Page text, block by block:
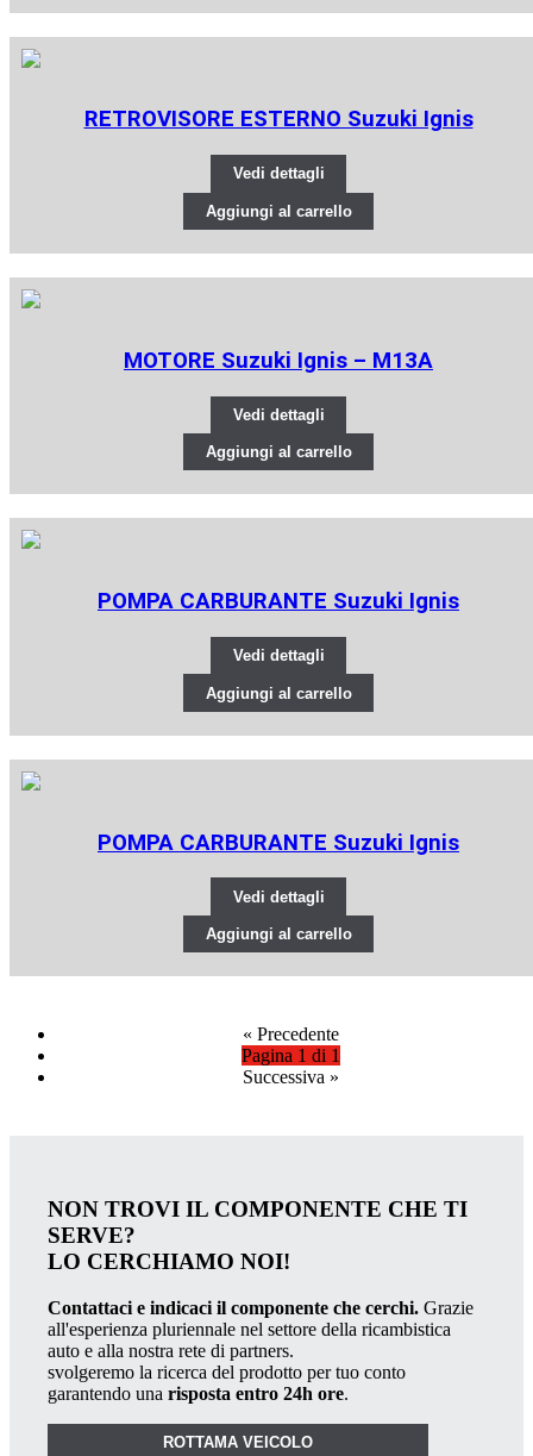
RETROVISORE ESTERNO Suzuki Ignis
Vedi dettagli
Aggiungi al carrello
MOTORE Suzuki Ignis – M13A
Vedi dettagli
Aggiungi al carrello
POMPA CARBURANTE Suzuki Ignis
Vedi dettagli
Aggiungi al carrello
POMPA CARBURANTE Suzuki Ignis
Vedi dettagli
Aggiungi al carrello
« Precedente
Pagina 1 di 1
Successiva »
NON TROVI IL COMPONENTE CHE TI
SERVE?
LO CERCHIAMO NOI!
Contattaci e indicaci il componente che cerchi. Grazie
all'esperienza pluriennale nel settore della ricambistica
auto e alla nostra rete di partners.
svolgeremo la ricerca del prodotto per tuo conto
garantendo una risposta entro 24h ore.
ROTTAMA VEICOLO